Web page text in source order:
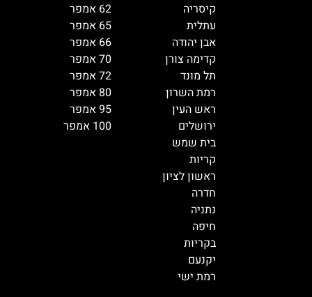
62 אמפר
65 אמפר
66 אמפר
70 אמפר
72 אמפר
80 אמפר
95 אמפר
100 אמפר
קיסריה
עתלית
אבן יהודה
קדימה צורן
תל מונד
רמת השרון
ראש העין
ירושלים
בית שמש
קריות
ראשון לציון
חדרה
נתניה
חיפה
בקריות
יקנעם
רמת ישי